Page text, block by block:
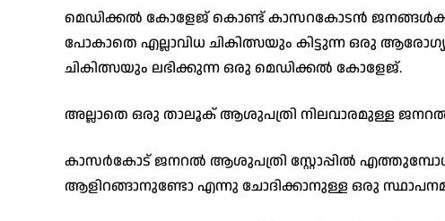
മെഡിക്കൽ കോളേജ് കൊണ്ട് കാസറകോടൻ
പോകാതെ എല്ലാവിധ ചികിത്സയും കിട്ടുന്ന ഒരു ആരോഗ്യ
ചികിത്സയും ലഭിക്കുന്ന ഒരു മെഡിക്കൽ കോളേജ്.
അല്ലാതെ ഒരു താലൂക് ആശുപത്രി നിലവാരമുള്ള
കാസർകോട് ജനറൽ ആശുപത്രി സ്റ്റോപ്പിൽ
ആളിറങ്ങാനുണ്ടോ എന്നു ചോദിക്കാനുള്ള ഒരു